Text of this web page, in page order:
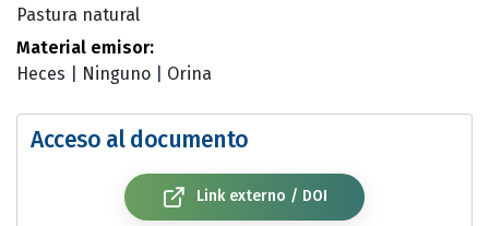
Pastura natural
Material emisor:
Heces
Ninguno Orina
Acceso al documento
Link externo / DOI